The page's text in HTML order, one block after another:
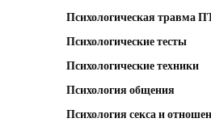
Психологическая травма
Психологические тесты
Психологические техники
Психология общения
Психология секса и